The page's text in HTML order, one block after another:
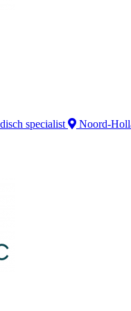
specialist Noord-